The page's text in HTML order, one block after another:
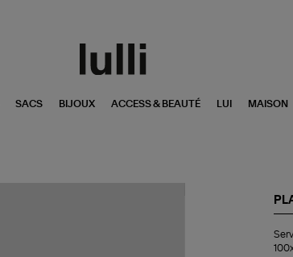
SACS BIJOUX ACCESS & BEAUTÉ LUI MAISON
de